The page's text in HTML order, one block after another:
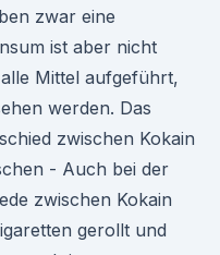
zwar eine
ist aber nicht
Mittel aufgeführt,
werden. Das
zwischen Kokain
- Auch bei der
zwischen Kokain
gerollt und